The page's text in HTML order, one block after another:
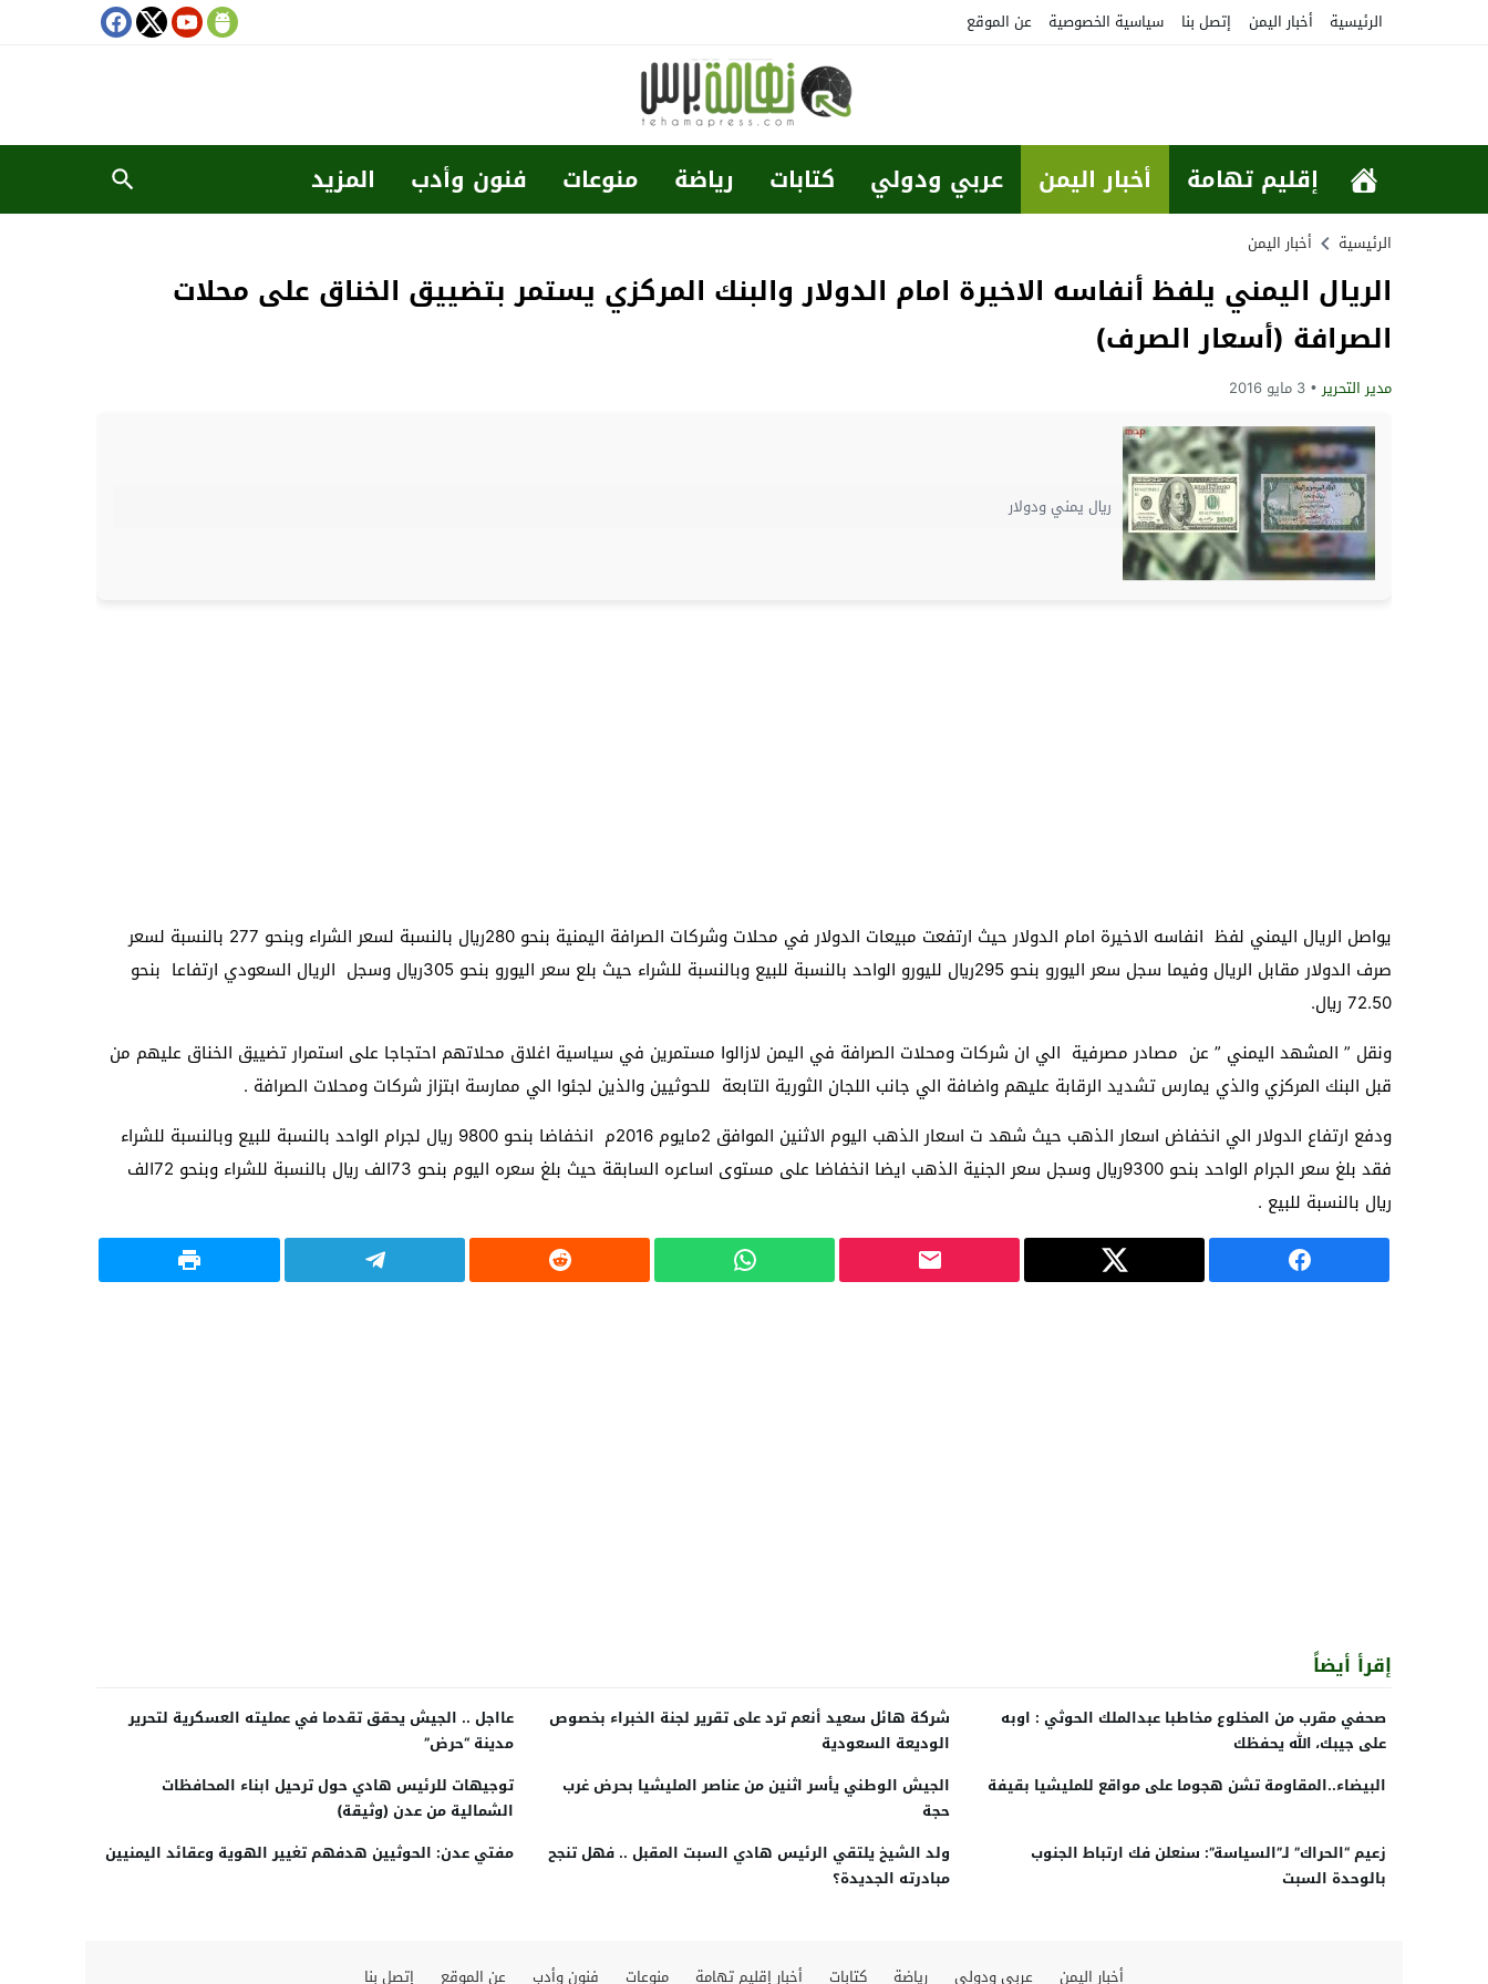
الرئيسية أخبار اليمن إتصل بنا سياسية الخصوصية عن الموقع
إقليم تهامة أخبار اليمن عربي ودولي كتابات رياضة منوعات فنون وأدب المزيد
الرئيسية أخبار اليمن
الريال اليمني يلفظ أنفاسه الاخيرة امام الدولار والبنك المركزي يستمر بتضييق الخناق على محلات
الصرافة (أسعار الصرف)
مدير التحرير 3 مايو 2016
ريال يمني ودولار
يواصل الريال اليمني لفظ انفاسه الاخيرة امام الدولار حيث ارتفعت مبيعات الدولار في محلات وشركات الصرافة اليمنية بنحو 280ريال بالنسبة لسعر الشراء وبنحو 277 بالنسبة لسعر
صرف الدولار مقابل الريال وفيما سجل سعر اليورو بنحو 295ريال لليورو الواحد بالنسبة للبيع وبالنسبة للشراء حيث بلع سعر اليورو بنحو 305ريال وسجل الريال السعودي ارتفاعا بنحو
72.50 ريال.
ونقل ” المشهد اليمني ” عن مصادر مصرفية الي ان شركات ومحلات الصرافة في اليمن لازالوا مستمرين في سياسية اغلاق محلاتهم احتجاجا على استمرار تضييق الخناق عليهم من
قبل البنك المركزي والذي يمارس تشديد الرقابة عليهم واضافة الي جانب اللجان الثورية التابعة للحوثيين والذين لجئوا الي ممارسة ابتزاز شركات ومحلات الصرافة .
ودفع ارتفاع الدولار الي انخفاض اسعار الذهب حيث شهد ت اسعار الذهب اليوم الاثنين الموافق 2مايوم 2016م انخفاضا بنحو 9800 ريال لجرام الواحد بالنسبة للبيع وبالنسبة للشراء
فقد بلغ سعر الجرام الواحد بنحو 9300ريال وسجل سعر الجنية الذهب ايضا انخفاضا على مستوى اساعره السابقة حيث بلغ سعره اليوم بنحو 73الف ريال بالنسبة للشراء وبنحو 72الف
ريال بالنسبة للبيع .
إقرأ أيضاً
صحفي مقرب من المخلوع مخاطبا عبدالملك الحوثي : اوبه
على جيبك، الله يحفظك
شركة هائل سعيد أنعم ترد على تقرير لجنة الخبراء بخصوص
الوديعة السعودية
عااجل .. الجيش يحقق تقدما في عمليته العسكرية لتحرير
مدينة “حرض”
البيضاء..المقاومة تشن هجوما على مواقع للمليشيا بقيفة
الجيش الوطني يأسر اثنين من عناصر المليشيا بحرض غرب
حجة
توجيهات للرئيس هادي حول ترحيل ابناء المحافظات
الشمالية من عدن (وثيقة)
زعيم “الحراك” لـ”السياسة”: سنعلن فك ارتباط الجنوب
بالوحدة السبت
ولد الشيخ يلتقي الرئيس هادي السبت المقبل .. فهل تنجح
مبادرته الجديدة؟
مفتي عدن: الحوثيين هدفهم تغيير الهوية وعقائد اليمنيين
أخبار اليمن عربي ودولي رياضة كتابات أخبار إقليم تهامة منوعات فنون وأدب عن الموقع إتصل بنا